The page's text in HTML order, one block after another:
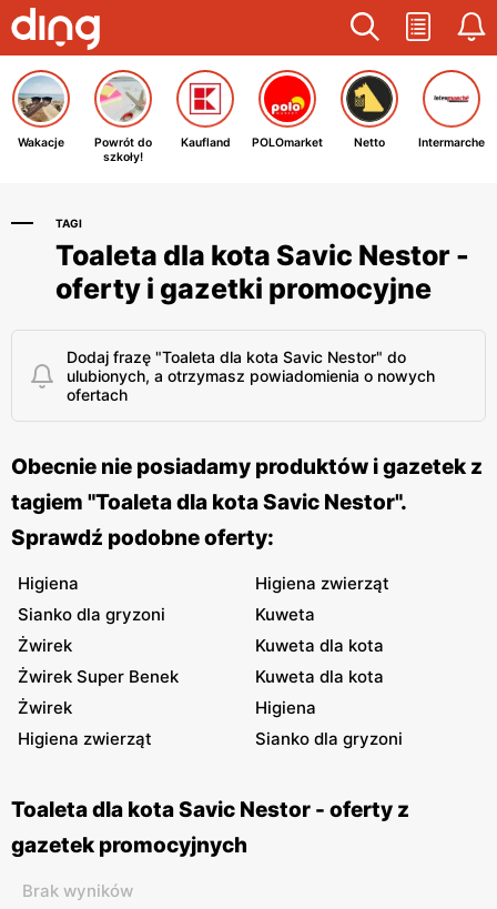
Wakacje
Powrót do
szkoły!
Kaufland POLOmarket Netto Intermarche
TAGI
Toaleta dla kota Savic Nestor -
oferty i gazetki promocyjne
Dodaj frazę "Toaleta dla kota Savic Nestor" do
ulubionych, a otrzymasz powiadomienia o nowych
ofertach
Obecnie nie posiadamy produktów i gazetek z
tagiem "Toaleta dla kota Savic Nestor".
Sprawdź podobne oferty:
Higiena
Higiena zwierząt
Sianko dla gryzoni
Kuweta
Żwirek
Kuweta dla kota
Żwirek Super Benek
Kuweta dla kota
Żwirek
Higiena
Higiena zwierząt
Sianko dla gryzoni
Toaleta dla kota Savic Nestor - oferty z
gazetek promocyjnych
Brak wyników